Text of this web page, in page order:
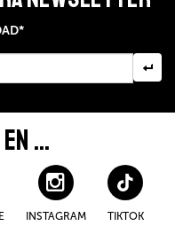
...
INSTAGRAM TIKTOK